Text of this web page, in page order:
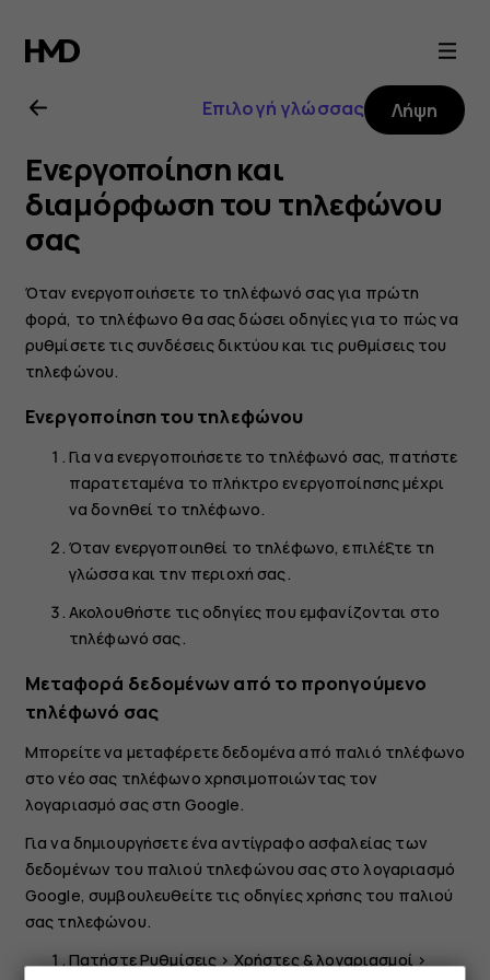
Οδηγίες
χρήσης
Nokia
2.1
Επιλογή γλώσσας Λήψη
Ενεργοποίηση και
διαμόρφωση του τηλεφώνου
σας
Όταν ενεργοποιήσετε το τηλέφωνό σας για πρώτη
φορά, το τηλέφωνο θα σας δώσει οδηγίες για το πώς να
ρυθμίσετε τις συνδέσεις δικτύου και τις ρυθμίσεις του
τηλεφώνου.
Ενεργοποίηση του τηλεφώνου
Για να ενεργοποιήσετε το τηλέφωνό σας, πατήστε
παρατεταμένα το πλήκτρο ενεργοποίησης μέχρι
να δονηθεί το τηλέφωνο.
Όταν ενεργοποιηθεί το τηλέφωνο, επιλέξτε τη
γλώσσα και την περιοχή σας.
Ακολουθήστε τις οδηγίες που εμφανίζονται στο
τηλέφωνό σας.
Μεταφορά δεδομένων από το προηγούμενο
τηλέφωνό σας
Μπορείτε να μεταφέρετε δεδομένα από παλιό τηλέφωνο
στο νέο σας τηλέφωνο χρησιμοποιώντας τον
λογαριασμό σας στη Google.
Για να δημιουργήσετε ένα αντίγραφο ασφαλείας των
δεδομένων του παλιού τηλεφώνου σας στο λογαριασμό
Google, συμβουλευθείτε τις οδηγίες χρήσης του παλιού
σας τηλεφώνου.
ΠατήστεΡυθμίσεις > Χρήστες & λογαριασμοί>